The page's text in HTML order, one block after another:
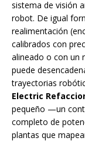
sistema de visión
robot. De igual
realimentación
calibrados con
alineado o con un
puede
trayectorias
Electric
pequeño —un
completo de
plantas que